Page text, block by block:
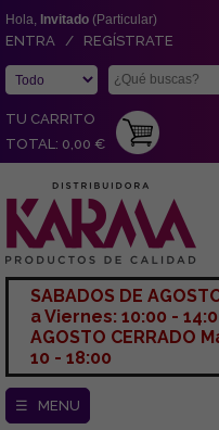
Hola, Invitado (Particular)
ENTRA / REGÍSTRATE
TU CARRITO
TOTAL: 0,00 €
SABADOS DE
a Viernes: 10:00 -
AGOSTO CERRADO
10 - 18:00
☰ MENU